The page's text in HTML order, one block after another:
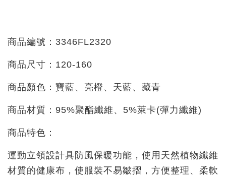
商品編號：3346FL2320
商品尺寸：120-160
商品顏色：寶藍、亮橙、天藍、藏青
商品材質：95%聚酯纖維、5%萊卡(彈力纖維)
商品特色：
運動立領設計具防風保暖功能，使用天然植物纖維
材質的健康布，使服裝不易皺摺，方便整理、柔軟